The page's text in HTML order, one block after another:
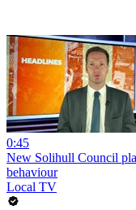
0:45
New Solihull Council
behaviour
Local TV